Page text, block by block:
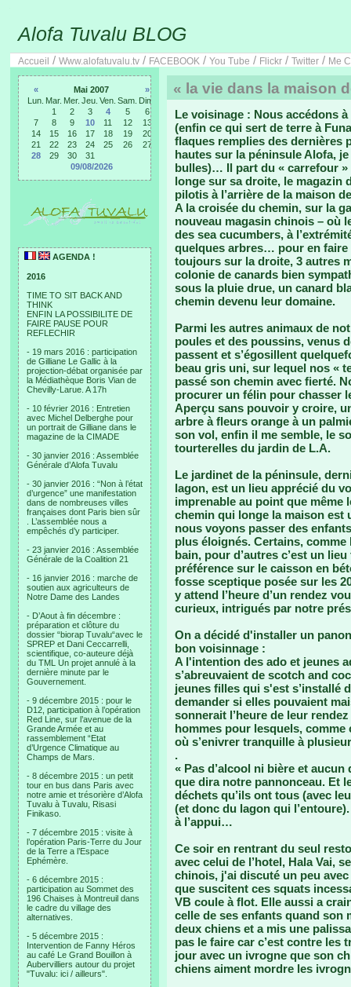
Alofa Tuvalu BLOG
Accueil / Www.alofatuvalu.tv / FACEBOOK / You Tube / Flickr / Twitter / Me
« Mai 2007
»
Lun. Mar. Mer. Jeu. Ven. Sam. Dim.
1
2 3 4 5
6
7
8 9 10 11 12
13
14
15 16 17 18 19
20
21
22 23 24 25 26
27
28
29 30
31
09/08/2026
AGENDA !
2016
TIME TO SIT BACK AND
THINK
ENFIN LA POSSIBILITE DE
FAIRE PAUSE POUR
REFLECHIR
- 19 mars 2016 : participation
de Gilliane Le Gallic à la
projection-débat organisée par
la Médiathèque Boris Vian de
Chevilly-Larue. A 17h
- 10 février 2016 : Entretien
avec Michel Delberghe pour
un portrait de Gilliane dans le
magazine de la CIMADE
- 30 janvier 2016 : Assemblée
Générale d’Alofa Tuvalu
- 30 janvier 2016 : “Non à l’état
d’urgence” une manifestation
dans de nombreuses villes
françaises dont Paris bien sûr
. L’assemblée nous a
empêchés d’y participer.
- 23 janvier 2016 : Assemblée
Générale de la Coalition 21
- 16 janvier 2016 : marche de
soutien aux agriculteurs de
Notre Dame des Landes
- D’Aout à fin décembre :
préparation et clôture du
dossier “biorap Tuvalu“avec le
SPREP et Dani Ceccarrelli,
scientifique, co-auteure déjà
du TML Un projet annulé à la
dernière minute par le
Gouvernement.
- 9 décembre 2015 : pour le
D12, participation à l’opération
Red Line, sur l’avenue de la
Grande Armée et au
rassemblement “Etat
d’Urgence Climatique au
Champs de Mars.
- 8 décembre 2015 : un petit
tour en bus dans Paris avec
notre amie et trésorière d’Alofa
Tuvalu à Tuvalu, Risasi
Finikaso.
- 7 décembre 2015 : visite à
l’opération Paris-Terre du Jour
de la Terre a l’Espace
Ephémère.
- 6 décembre 2015 :
participation au Sommet des
196 Chaises à Montreuil dans
le cadre du village des
alternatives.
- 5 décembre 2015 :
Intervention de Fanny Héros
au café Le Grand Bouillon à
Aubervilliers autour du projet
"Tuvalu: ici / ailleurs".
« la vie dans la maison
Le voisinage : Nous accédons
(enfin ce qui sert de terre à
flaques remplies des dernières
hautes sur la péninsule Alofa,
bulles)… Il part du « carrefour
longe sur sa droite, le magazin
pilotis à l’arrière de la maison
A la croisée du chemin, sur la
nouveau magasin chinois – où
des sea cucumbers, à
quelques arbres… pour en
toujours sur la droite, 3 autres
colonie de canards bien
sous la pluie drue, un canard
chemin devenu leur domaine.
Parmi les autres animaux de
poules et des poussins, venus
passent et s’égosillent
beau gris uni, sur lequel nos «
passé son chemin avec fierté.
procurer un félin pour chasser
Aperçu sans pouvoir y croire,
arbre à fleurs orange à un
son vol, enfin il me semble, le
tourterelles du jardin de L.A.
Le jardinet de la péninsule,
lagon, est un lieu apprécié du
imprenable au point que même
chemin qui longe la maison est
nous voyons passer des
plus éloignés. Certains,
bain, pour d’autres c’est un
préférence sur le caisson en
fosse sceptique posée sur les
y attend l’heure d’un rendez
curieux, intrigués par notre
On a décidé d'installer un
bon voisinnage :
A l'intention des ado et jeunes
s’abreuvaient de scotch and
jeunes filles qui s'est s’installé
demander si elles pouvaient
sonnerait l’heure de leur
hommes pour lesquels, comme
où s’enivrer tranquille à
.
« Pas d’alcool ni bière et
que dira notre pannonceau. Et
déchets qu’ils ont tous (avec
(et donc du lagon qui
à l’appui…
Ce soir en rentrant du seul
avec celui de l’hotel, Hala Vai,
chinois, j'ai discuté un peu
que suscitent ces squats
VB coule à flot. Elle aussi a
celle de ses enfants quand son
deux chiens et a mis une
pas le faire car c’est contre les
jour avec un ivrogne que son
chiens aiment mordre les